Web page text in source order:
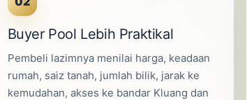
Buyer Pool Lebih Praktikal
Pembeli lazimnya menilai harga, keadaan
rumah, saiz tanah, jumlah bilik, jarak ke
kemudahan, akses ke bandar Kluang dan